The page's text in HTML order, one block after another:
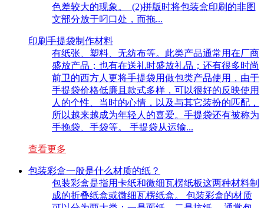
色差较大的现象。 (2)拼版时将包装盒印刷的非图
文部分放于叼口处，而拖...
印刷手提袋制作材料
有纸张、塑料、无纺布等。此类产品通常用在厂商
盛放产品；也有在送礼时盛放礼品；还有很多时尚
前卫的西方人更将手提袋用做包类产品使用，由于
手提袋价格低廉且款式多样，可以很好的反映使用
人的个性、当时的心情，以及与其它装扮的匹配，
所以越来越成为年轻人的喜爱。手提袋还有被称为
手挽袋、手袋等。 手提袋从运输...
查看更多
包装彩盒一般是什么材质的纸？
包装彩盒是指用卡纸和微细瓦楞纸板这两种材料制
成的折叠纸盒或微细瓦楞纸盒。 包装彩盒的材质